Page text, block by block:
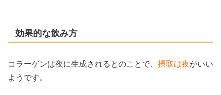
効果的な飲み方
コラーゲンは夜に生成されるとのことで、 摂取は夜がいい
ようです。